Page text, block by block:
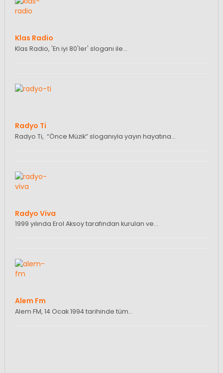
Klas Radio
Klas Radio, 'En iyi 80'ler' sloganı ile…
Radyo Ti
Radyo Ti, “Önce Müzik” sloganıyla yayın hayatına…
Radyo Viva
1999 yılında Erol Aksoy tarafından kurulan ve…
Alem Fm
Alem FM, 14 Ocak 1994 tarihinde tüm…